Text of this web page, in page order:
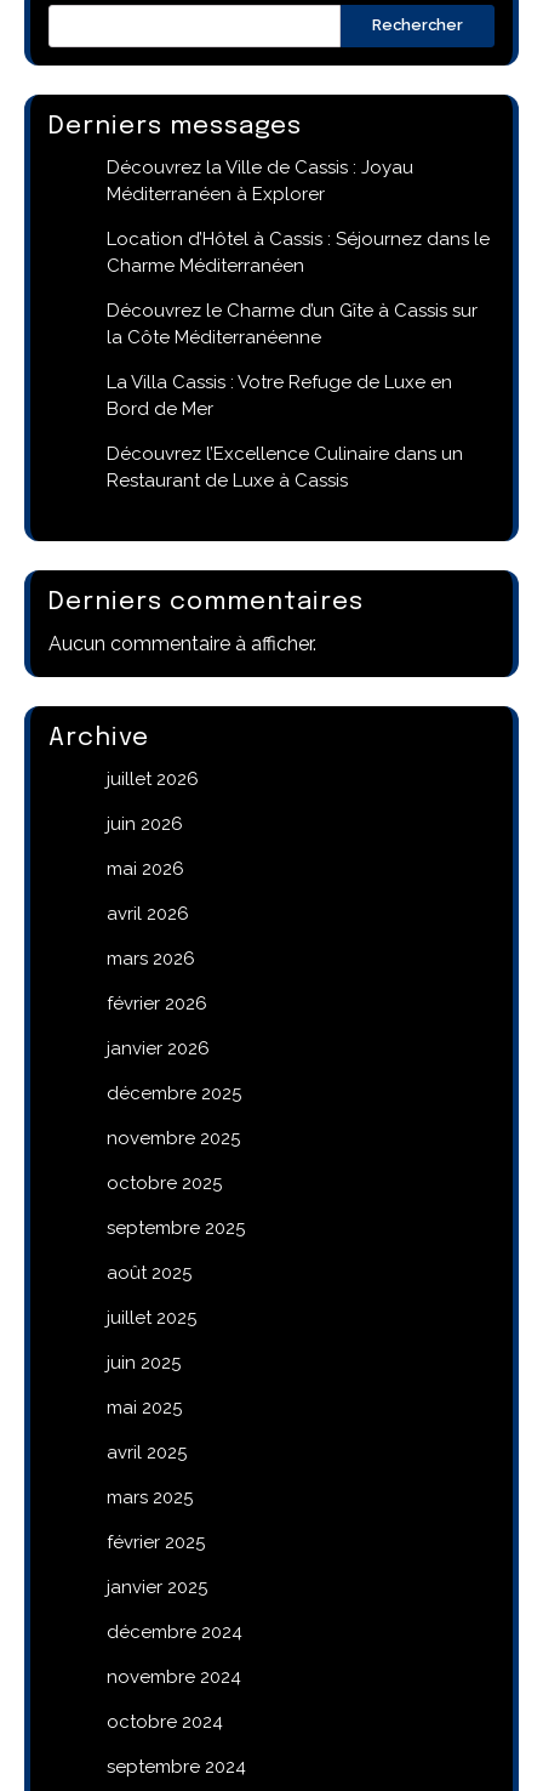
Rechercher
Derniers messages
Découvrez la Ville de Cassis : Joyau
Méditerranéen à Explorer
Location d’Hôtel à Cassis : Séjournez dans le
Charme Méditerranéen
Découvrez le Charme d’un Gîte à Cassis sur
la Côte Méditerranéenne
La Villa Cassis : Votre Refuge de Luxe en
Bord de Mer
Découvrez l’Excellence Culinaire dans un
Restaurant de Luxe à Cassis
Derniers commentaires
Aucun commentaire à afficher.
Archive
juillet 2026
juin 2026
mai 2026
avril 2026
mars 2026
février 2026
janvier 2026
décembre 2025
novembre 2025
octobre 2025
septembre 2025
août 2025
juillet 2025
juin 2025
mai 2025
avril 2025
mars 2025
février 2025
janvier 2025
décembre 2024
novembre 2024
octobre 2024
septembre 2024